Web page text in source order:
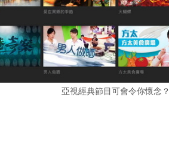
亞視經典節目可會令你懷念？